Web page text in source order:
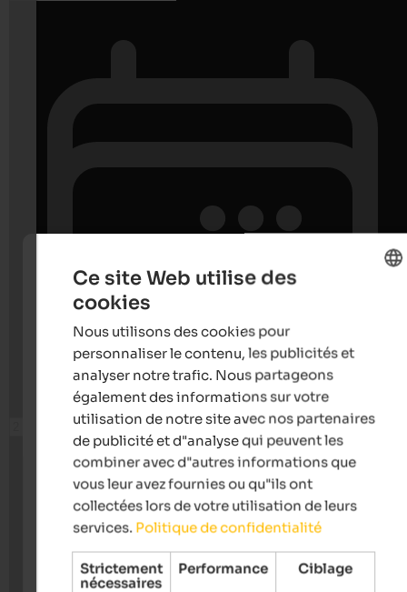
Ce site Web utilise des
cookies
Nous utilisons des cookies pour
personnaliser le contenu, les publicités et
analyser notre trafic. Nous partageons
également des informations sur votre
utilisation de notre site avec nos partenaires
de publicité et d"analyse qui peuvent les
combiner avec d"autres informations que
vous leur avez fournies ou qu"ils ont
collectées lors de votre utilisation de leurs
services. Politique de confidentialité
Strictement
nécessaires
Performance Ciblage